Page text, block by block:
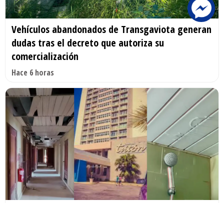
Vehículos abandonados de Transgaviota generan
dudas tras el decreto que autoriza su
comercialización
Hace 6 horas